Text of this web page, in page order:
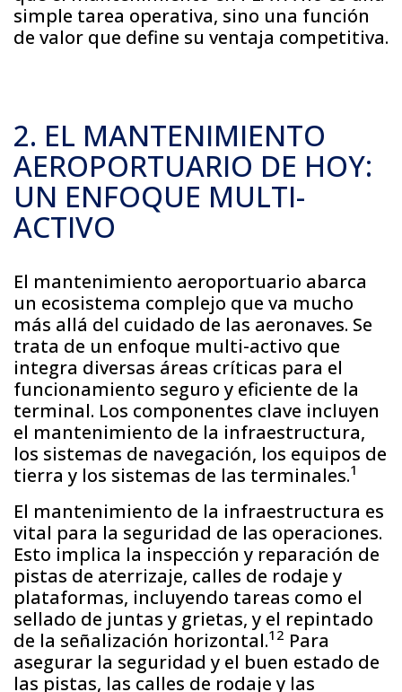
simple tarea operativa, sino una función
de valor que define su ventaja competitiva.
2. EL MANTENIMIENTO
AEROPORTUARIO DE HOY:
UN ENFOQUE MULTI-
ACTIVO
El mantenimiento aeroportuario abarca
un ecosistema complejo que va mucho
más allá del cuidado de las aeronaves. Se
trata de un enfoque multi-activo que
integra diversas áreas críticas para el
funcionamiento seguro y eficiente de la
terminal. Los componentes clave incluyen
el mantenimiento de la infraestructura,
los sistemas de navegación, los equipos de
tierra y los sistemas de las terminales.1
El mantenimiento de la infraestructura es
vital para la seguridad de las operaciones.
Esto implica la inspección y reparación de
pistas de aterrizaje, calles de rodaje y
plataformas, incluyendo tareas como el
sellado de juntas y grietas, y el repintado
de la señalización horizontal.12 Para
asegurar la seguridad y el buen estado de
las pistas, las calles de rodaje y las